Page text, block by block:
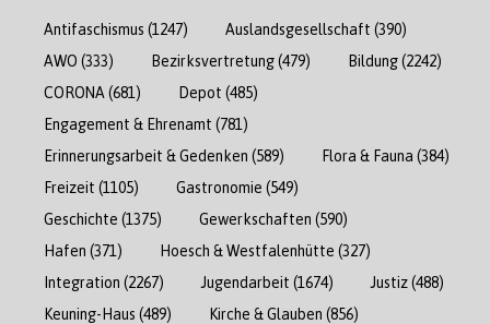
Antifaschismus (1247) Auslandsgesellschaft (390)
AWO (333) Bezirksvertretung(479) Bildung(2242)
CORONA (681) Depot (485)
Engagement & Ehrenamt (781)
Erinnerungsarbeit & Gedenken (589) Flora & Fauna (384)
Freizeit (1105) Gastronomie (549)
Geschichte (1375) Gewerkschaften (590)
Hafen (371) Hoesch & Westfalenhütte (327)
Integration (2267) Jugendarbeit (1674) Justiz(488)
Keuning-Haus (489) Kirche & Glauben (856)